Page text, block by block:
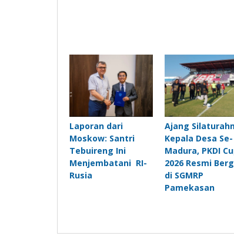
Laporan dari
Moskow: Santri
Tebuireng Ini
Menjembatani RI-
Rusia
Ajang
Kepala Desa Se-
Madura, PKDI
2026 Resmi
di SGMRP
Pamekasan